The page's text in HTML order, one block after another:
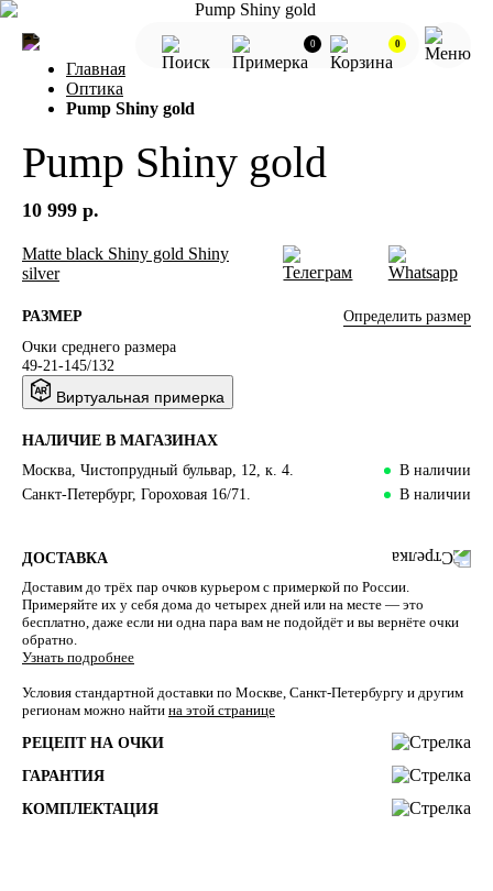
0 0
Главная
Оптика
Pump Shiny gold
Pump Shiny gold
10 999 р.
Matte black Shiny gold Shiny
silver
РАЗМЕР
Определить размер
Очки среднего размера
49-21-145/132
Виртуальная примерка
НАЛИЧИЕ В МАГАЗИНАХ
Москва, Чистопрудный бульвар, 12, к. 4.
В наличии
Санкт-Петербург, Гороховая 16/71.
В наличии
ДОСТАВКА
Доставим до трёх пар очков курьером с примеркой по России.
Примеряйте их у себя дома до четырех дней или на месте — это
бесплатно, даже если ни одна пара вам не подойдёт и вы вернёте очки
обратно.
Узнать подробнее
Условия стандартной доставки по Москве, Санкт-Петербургу и другим
регионам можно найти на этой странице
РЕЦЕПТ НА ОЧКИ
ГАРАНТИЯ
КОМПЛЕКТАЦИЯ